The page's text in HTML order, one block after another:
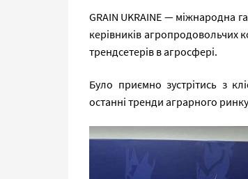
GRAIN UKRAINE — міжнародна
керівників агропродовольчих
трендсетерів в агросфері.
Було приємно зустрітись з
останні тренди аграрного